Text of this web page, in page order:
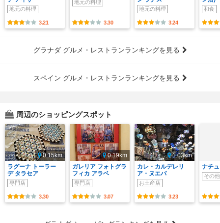
地元の料理
3.21
地元の料理
3.30
地元の料理
3.24
和食
グラナダ グルメ・レストランランキングを見る
スペイン グルメ・レストランランキングを見る
周辺のショッピングスポット
0.15km
ラグーナ トーラー
デ タラセア
専門店
3.30
0.19km
ガレリア フォトグラ
フィカ アラベ
専門店
3.07
1.03km
カレ・カルデレリ
ア・ヌエバ
お土産店
3.23
ナチ
その